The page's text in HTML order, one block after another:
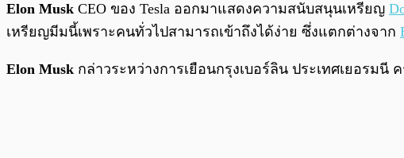
Elon Musk CEO ของ Tesla ออกมาแสดงความสนับสนุนเหรียญ
เหรียญมีมนี้เพราะคนทั่วไปสามารถเข้าถึงได้ง่าย ซึ่งแตกต่างจาก
Elon Musk กล่าวระหว่างการเยือนกรุงเบอร์ลิน ประเทศเยอรมนี